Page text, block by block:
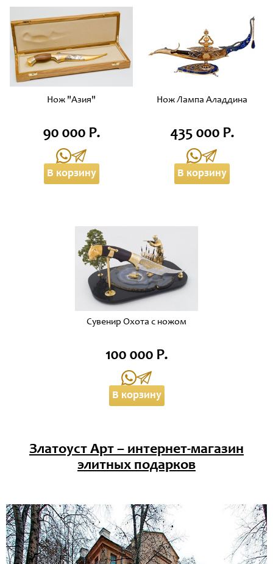
Нож "Азия"
90 000 Р.
В корзину
Нож Лампа Аладдина
435 000 Р.
В корзину
Сувенир Охота с ножом
100 000 Р.
В корзину
Златоуст Арт – интернет-магазин
элитных подарков